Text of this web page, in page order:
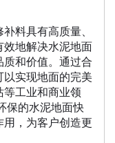
料具有高质量、
效地解决水泥地面
质和价值。通过合
实现地面的完美
等工业和商业领
保的水泥地面快
，为客户创造更